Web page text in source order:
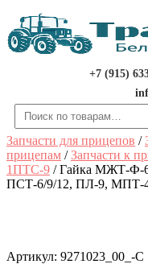
Перейти
содержимому
+7 (915)
Искать:
Запчасти для прицепов /
прицепам /Запчасти к
1ПТС-9 / Гайка МЖТ-Ф-
ПСТ-6/9/12, ПЛ-9, МПТ-
Артикул: 9271023_00_-С